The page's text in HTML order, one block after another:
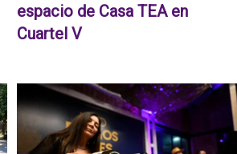
espacio de Casa TEA en
Cuartel V